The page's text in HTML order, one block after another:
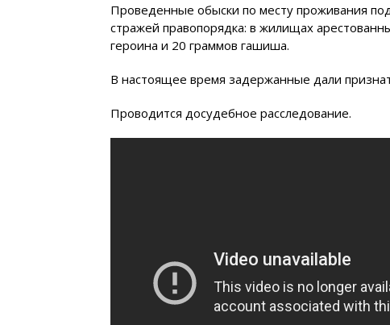
Проведенные обыски по месту проживания
стражей правопорядка: в жилищах
героина и 20 граммов гашиша.
В настоящее время задержанные дали
Проводится досудебное расследование.